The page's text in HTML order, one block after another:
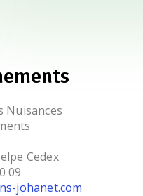
Nuisances
Cedex
09
johanet.com